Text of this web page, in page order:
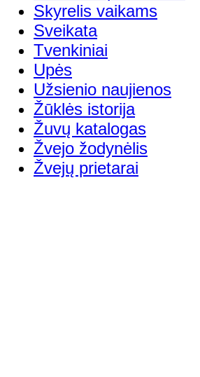
Skyrelis vaikams
Sveikata
Tvenkiniai
Upės
Užsienio naujienos
Žūklės istorija
Žuvų katalogas
Žvejo žodynėlis
Žvejų prietarai